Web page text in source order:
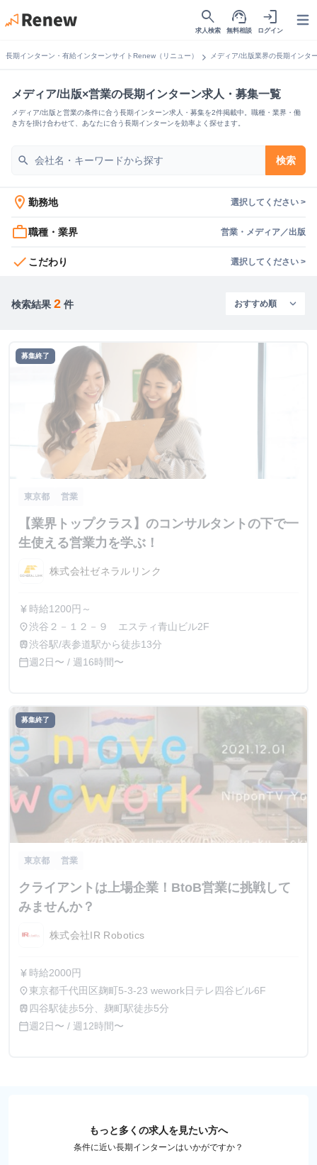
search
求人検索
support_agent
無料相談
login
ログイン
長期インターン・有給インターンサイトRenew（リニュー） chevron_right メディア/出版業界の長期インタ
メディア/出版×営業の長期インターン求人・募集一覧
メディア/出版と営業の条件に合う長期インターン求人・募集を2件掲載中。職種・業界・働
き方を掛け合わせて、あなたに合う長期インターンを効率よく探せます。
search 検索
location_on 勤務地 選択してください >
work_outline職種・業界 営業・メディア／出版
check こだわり 選択してください >
検索結果 2 件
募集終了
東京都 営業
【業界トップクラス】のコンサルタントの下で一
生使える営業力を学ぶ！
株式会社ゼネラルリンク
currency_yen 時給1200円～
place渋谷２－１２－９ エスティ青山ビル2F
train渋谷駅/表参道駅から徒歩13分
calendar_today週2日〜 / 週16時間〜
募集終了
東京都 営業
クライアントは上場企業！BtoB営業に挑戦して
みませんか？
株式会社IR Robotics
currency_yen 時給2000円
place東京都千代田区麹町5-3-23 wework日テレ四谷ビル6F
train 四谷駅徒歩5分、麹町駅徒歩5分
calendar_today週2日〜 / 週12時間〜
もっと多くの求人を見たい方へ
条件に近い長期インターンはいかがですか？